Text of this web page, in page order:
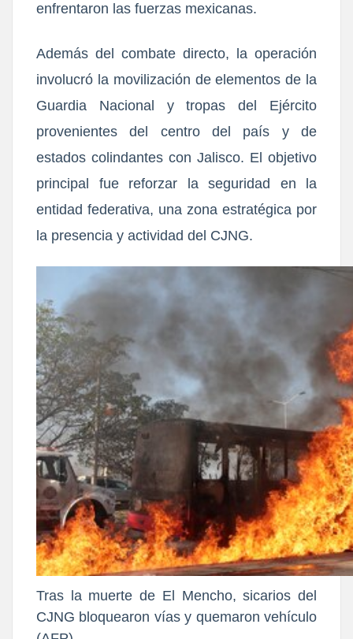
enfrentaron las fuerzas mexicanas.
Además del combate directo, la operación
involucró la movilización de elementos de la
Guardia Nacional y tropas del Ejército
provenientes del centro del país y de
estados colindantes con Jalisco. El objetivo
principal fue reforzar la seguridad en la
entidad federativa, una zona estratégica por
la presencia y actividad del CJNG.
Tras la muerte de El Mencho, sicarios del
CJNG bloquearon vías y quemaron vehículo